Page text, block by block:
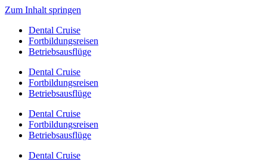
Zum Inhalt springen
Dental Cruise
Fortbildungsreisen
Betriebsausflüge
Dental Cruise
Fortbildungsreisen
Betriebsausflüge
Dental Cruise
Fortbildungsreisen
Betriebsausflüge
Dental Cruise